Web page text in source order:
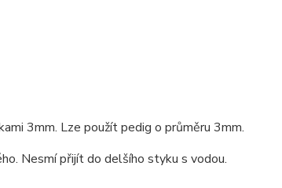
3mm. Lze použít pedig o průměru 3mm.
Nesmí přijít do delšího styku s vodou.